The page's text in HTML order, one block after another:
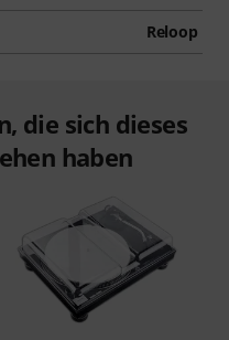
Reloop
die sich dieses
haben